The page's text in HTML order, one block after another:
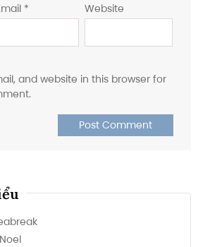
* Website
and website in this browser for